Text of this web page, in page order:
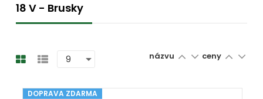
18 V - Brusky
názvu ceny
DOPRAVA ZDARMA